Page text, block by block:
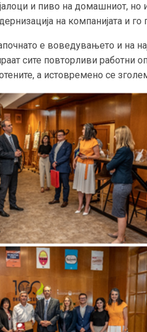
и пиво на домашниот,
на компанијата и
е воведувањето и на
сите повторливи работни
а истовремено се